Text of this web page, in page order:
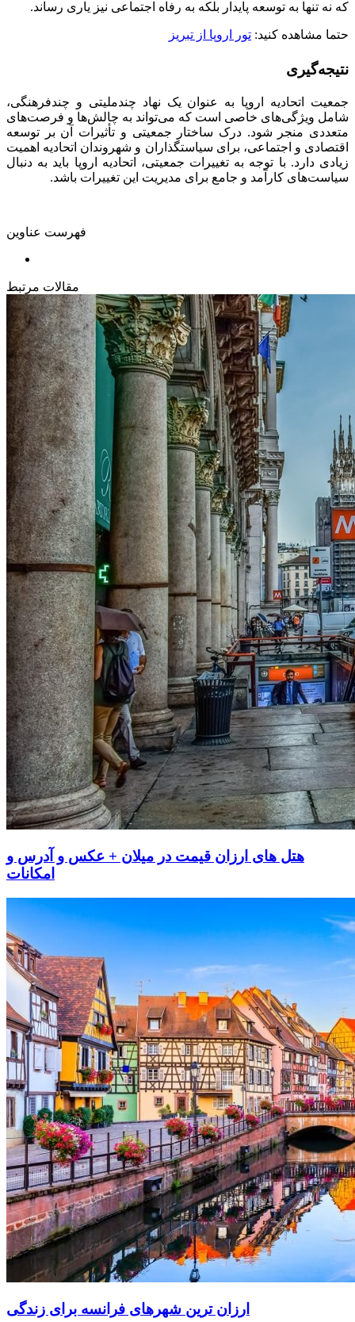
که نه تنها به توسعه پایدار بلکه به رفاه اجتماعی نیز یاری رساند.
حتما مشاهده کنید: تور اروپا از تبریز
نتیجه‌گیری
جمعیت اتحادیه اروپا به عنوان یک نهاد چندملیتی و چندفرهنگی،
شامل ویژگی‌های خاصی است که می‌تواند به چالش‌ها و فرصت‌های
متعددی منجر شود. درک ساختار جمعیتی و تأثیرات آن بر توسعه
اقتصادی و اجتماعی، برای سیاستگذاران و شهروندان اتحادیه اهمیت
زیادی دارد. با توجه به تغییرات جمعیتی، اتحادیه اروپا باید به دنبال
سیاست‌های کارآمد و جامع برای مدیریت این تغییرات باشد.
فهرست عناوین
مقالات مرتبط
هتل های ارزان قیمت در میلان + عکس و آدرس و
امکانات
ارزان ترین شهرهای فرانسه برای زندگی